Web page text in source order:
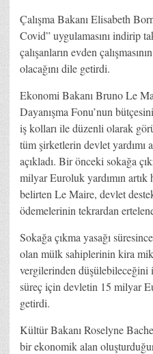
Çalışma Bakanı Elisabeth
Covid” uygulamasını indirip
çalışanların evden
olacağını dile getirdi.
Ekonomi Bakanı Bruno Le
Dayanışma Fonu’nun
iş kolları ile düzenli olarak
tüm şirketlerin devlet yardımı
açıkladı. Bir önceki sokağa
milyar Euroluk yardımın
belirten Le Maire, devlet
ödemelerinin tekrardan
Sokağa çıkma yasağı
olan mülk sahiplerinin kira
vergilerinden
süreç için devletin 15 milyar
getirdi.
Kültür Bakanı Roselyne
bir ekonomik alan